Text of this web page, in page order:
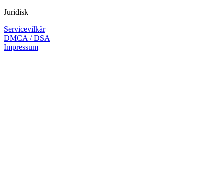
Juridisk
Servicevilkår
DMCA / DSA
Impressum